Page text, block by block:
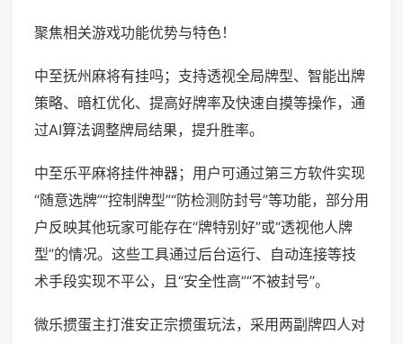
聚焦相关游戏功能优势与特色！
中至抚州麻将有挂吗；支持透视全局牌型、智能出牌
策略、暗杠优化、提高好牌率及快速自摸等操作，通
过AI算法调整牌局结果，提升胜率。
中至乐平麻将挂件神器；用户可通过第三方软件实现
“随意选牌”“控制牌型”“防检测防封号”等功能，部分用
户反映其他玩家可能存在“牌特别好”或“透视他人牌
型”的情况。这些工具通过后台运行、自动连接等技
术手段实现不平公，且“安全性高”“不被封号”。
微乐掼蛋主打淮安正宗掼蛋玩法，采用两副牌四人对